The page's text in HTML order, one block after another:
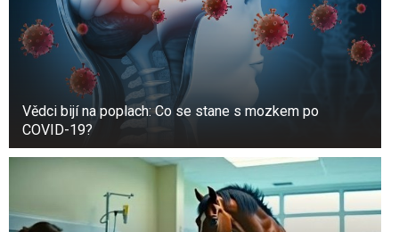
Vědci bijí na poplach: Co se stane s mozkem po
COVID-19?